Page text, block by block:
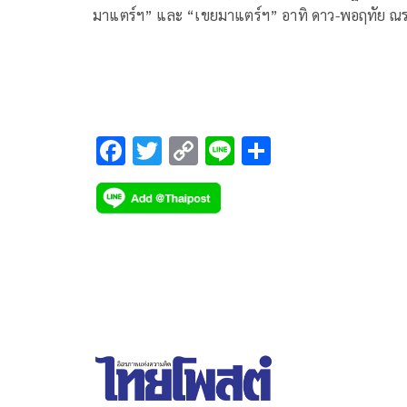
มาแตร์ฯ” และ “เขยมาแตร์ฯ” อาทิ ดาว-พอฤทัย ณ
F
ac
e
T
wi
tt
C
o
p
Li